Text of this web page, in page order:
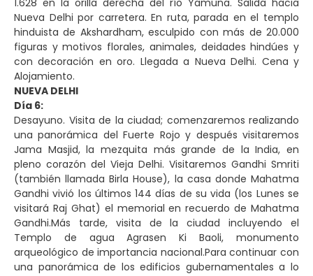
1.628 en la orilla derecha del río Yamuna. Salida hacia
Nueva Delhi por carretera. En ruta, parada en el templo
hinduista de Akshardham, esculpido con más de 20.000
figuras y motivos florales, animales, deidades hindúes y
con decoración en oro. Llegada a Nueva Delhi. Cena y
Alojamiento.
NUEVA DELHI
Día 6:
Desayuno. Visita de la ciudad; comenzaremos realizando
una panorámica del Fuerte Rojo y después visitaremos
Jama Masjid, la mezquita más grande de la India, en
pleno corazón del Vieja Delhi. Visitaremos Gandhi Smriti
(también llamada Birla House), la casa donde Mahatma
Gandhi vivió los últimos 144 días de su vida (los Lunes se
visitará Raj Ghat) el memorial en recuerdo de Mahatma
Gandhi.Más tarde, visita de la ciudad incluyendo el
Templo de agua Agrasen Ki Baoli, monumento
arqueológico de importancia nacional.Para continuar con
una panorámica de los edificios gubernamentales a lo